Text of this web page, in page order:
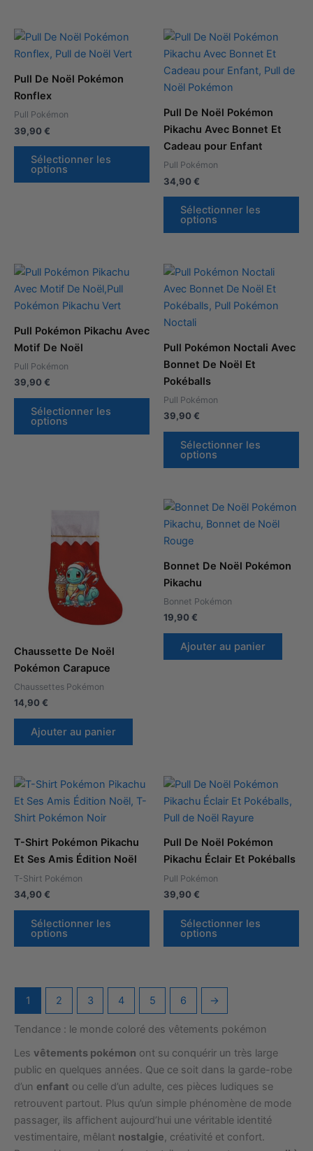
page
produit
Pull De Noël Pokémon
Ronflex
Pull Pokémon
39,90€
Sélectionner les
options
Pull De Noël Pokémon
Pikachu Avec Bonnet Et
Cadeau pour Enfant
Pull Pokémon
34,90€
Sélectionner les
options
Pull Pokémon Pikachu Avec
Motif De Noël
Pull Pokémon
39,90€
Plage
prix :
39,90 €
44,90 €
Sélectionner les
options
Pull Pokémon Noctali Avec
Bonnet De Noël Et
Pokéballs
Pull Pokémon
39,90€
Plage
prix :
39,90 €
Sélectionner les
options
Chaussette De Noël
Pokémon Carapuce
Chaussettes Pokémon
14,90€
Ajouter au panier
Bonnet De Noël Pokémon
Pikachu
Bonnet Pokémon
19,90€
Ajouter au panier
T-Shirt Pokémon Pikachu
Et Ses Amis Édition Noël
T-Shirt Pokémon
34,90€
Plage
prix :
34,90 €
54,90 €
Sélectionner les
options
Pull De Noël Pokémon
Pikachu Éclair Et Pokéballs
Pull Pokémon
39,90€
Plage
de
prix :
39,90 €
49,90 €
Sélectionner les
options
1 2 3 4 5 6 →
Tendance : le monde coloré des vêtements pokémon
Les vêtements pokémon ont su conquérir un très large
public en quelques années. Que ce soit dans la garde-robe
d’un enfant ou celle d’un adulte, ces pièces ludiques se
retrouvent partout. Plus qu’un simple phénomène de mode
passager, ils affichent aujourd’hui une véritable identité
vestimentaire, mêlant nostalgie, créativité et confort.